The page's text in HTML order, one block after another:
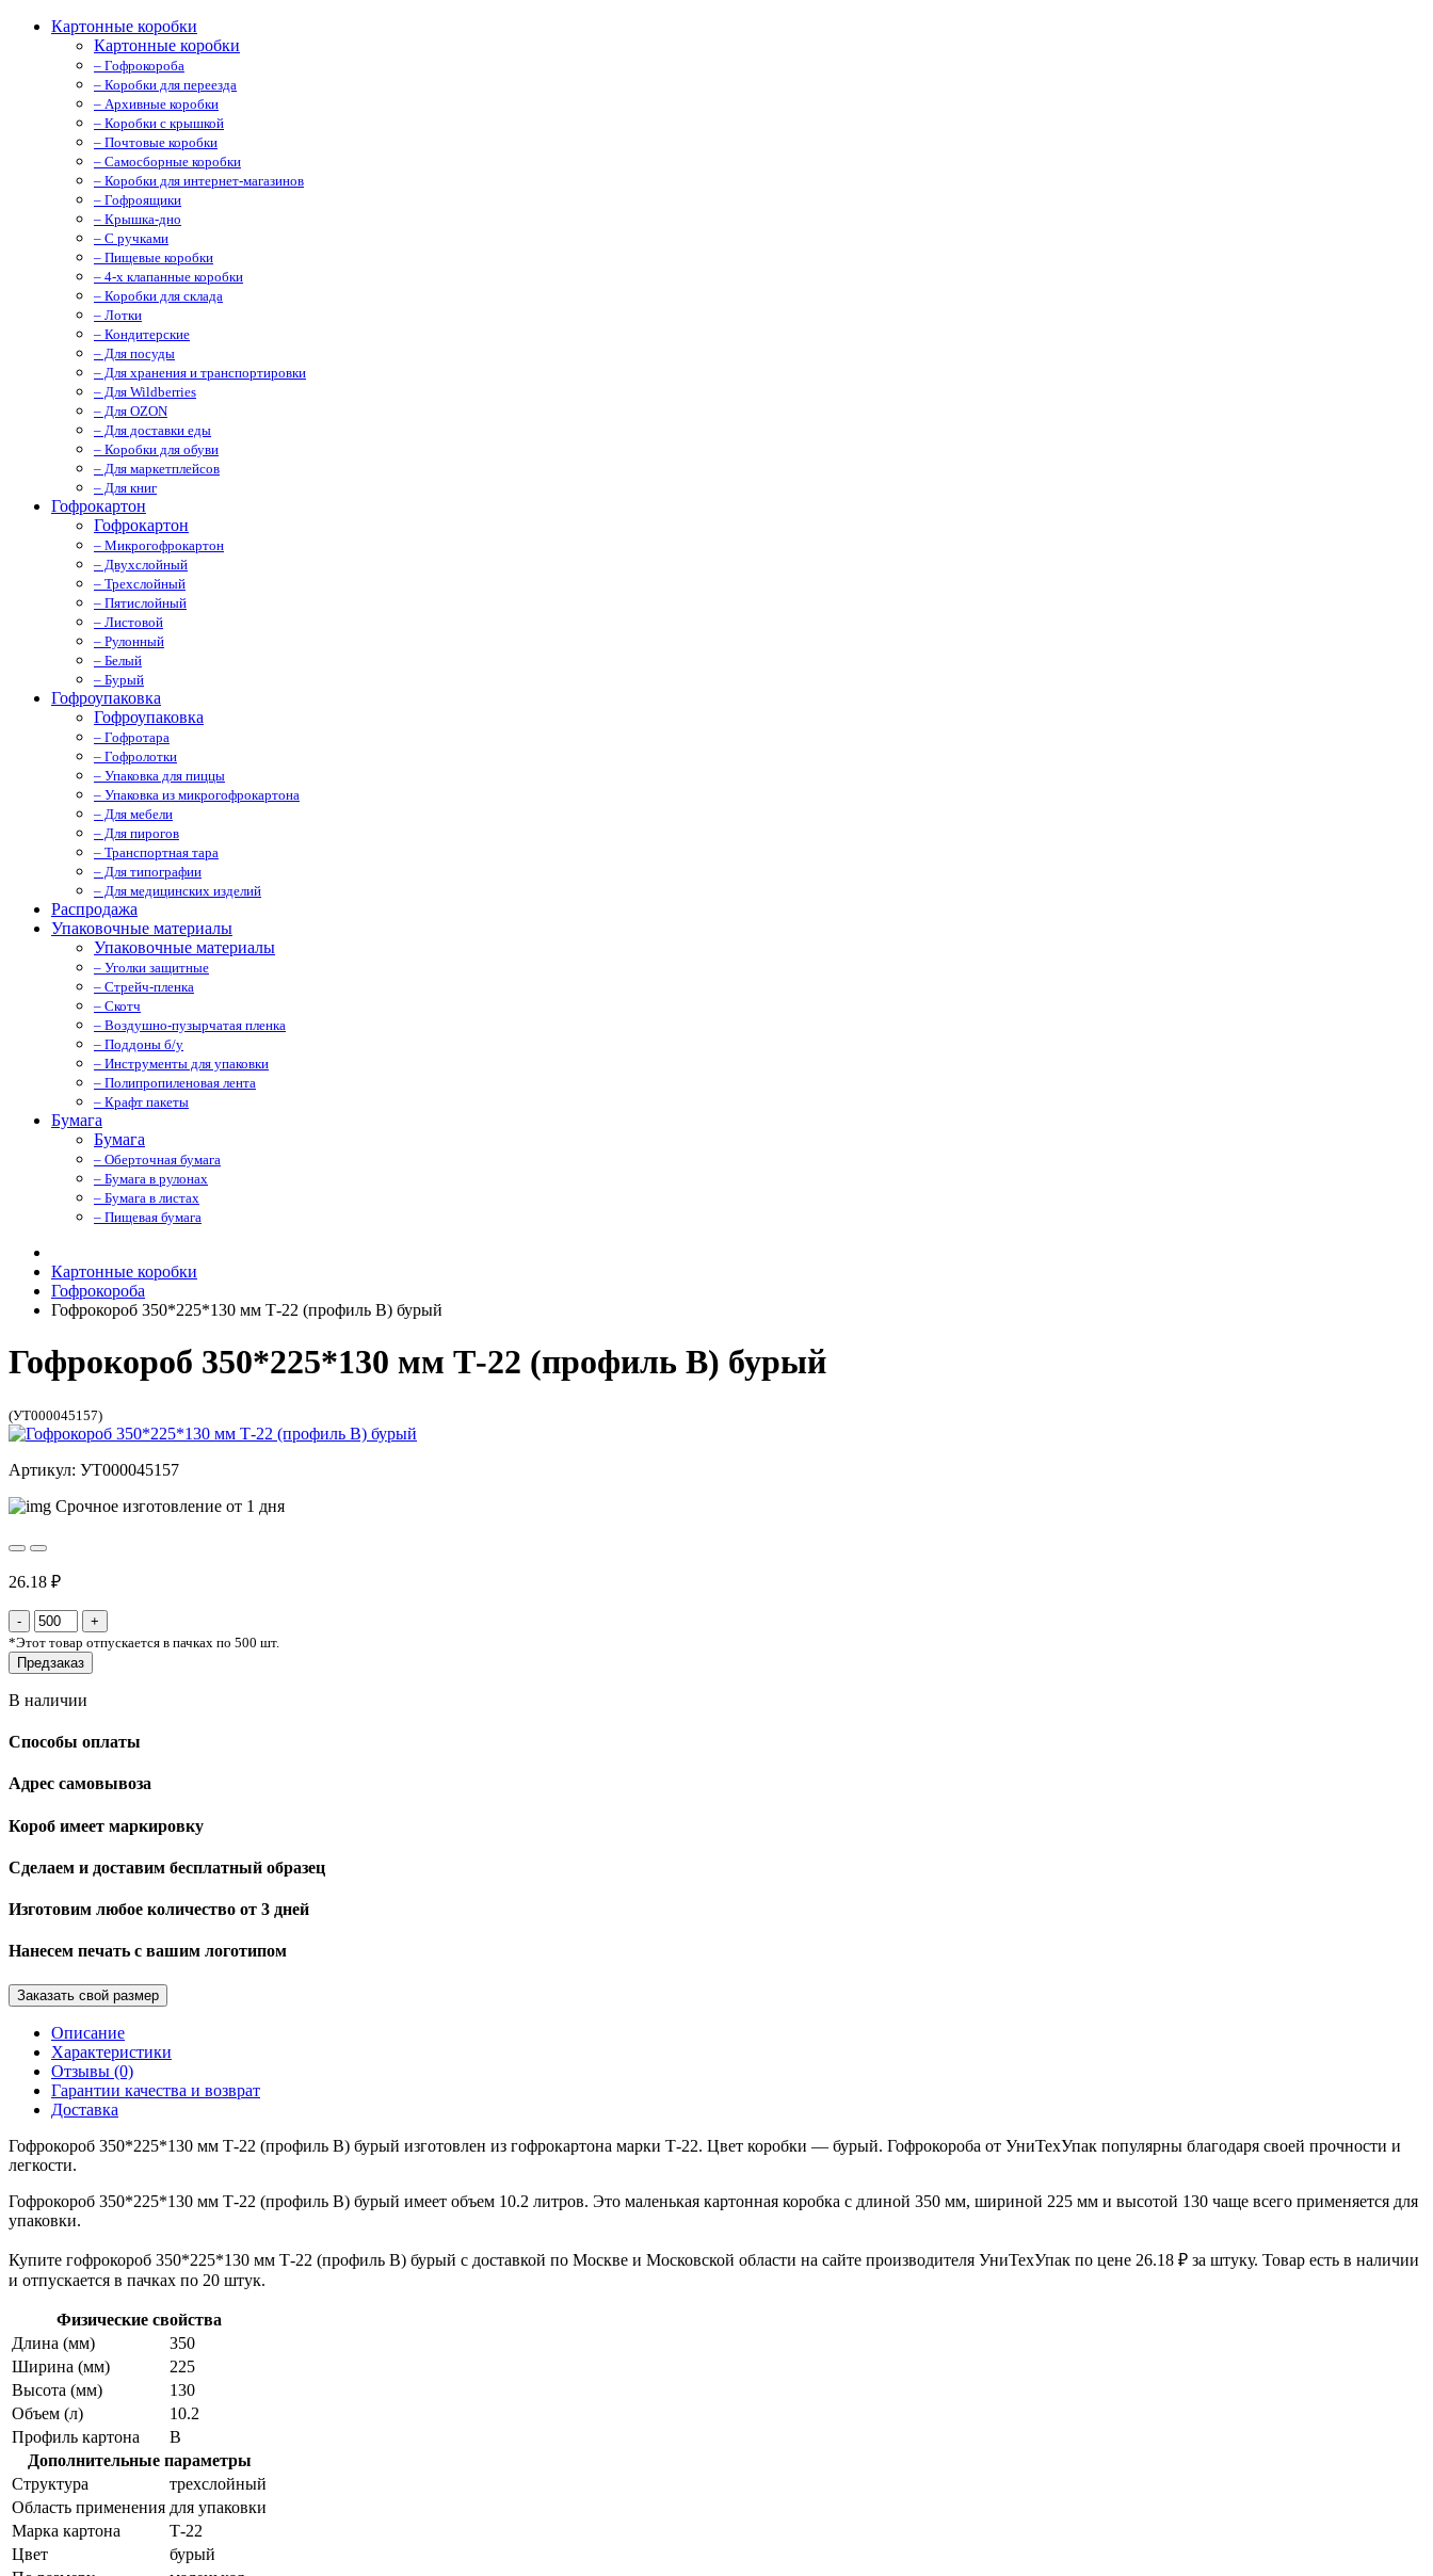
Картонные коробки
Картонные коробки
– Гофрокороба
– Коробки для переезда
– Архивные коробки
– Коробки с крышкой
– Почтовые коробки
– Самосборные коробки
– Коробки для интернет-магазинов
– Гофроящики
– Крышка-дно
– С ручками
– Пищевые коробки
– 4-х клапанные коробки
– Коробки для склада
– Лотки
– Кондитерские
– Для посуды
– Для хранения и транспортировки
– Для Wildberries
– Для OZON
– Для доставки еды
– Коробки для обуви
– Для маркетплейсов
– Для книг
Гофрокартон
Гофрокартон
– Микрогофрокартон
– Двухслойный
– Трехслойный
– Пятислойный
– Листовой
– Рулонный
– Белый
– Бурый
Гофроупаковка
Гофроупаковка
– Гофротара
– Гофролотки
– Упаковка для пиццы
– Упаковка из микрогофрокартона
– Для мебели
– Для пирогов
– Транспортная тара
– Для типографии
– Для медицинских изделий
Распродажа
Упаковочные материалы
Упаковочные материалы
– Уголки защитные
– Стрейч-пленка
– Скотч
– Воздушно-пузырчатая пленка
– Поддоны б/у
– Инструменты для упаковки
– Полипропиленовая лента
– Крафт пакеты
Бумага
Бумага
– Оберточная бумага
– Бумага в рулонах
– Бумага в листах
– Пищевая бумага
Картонные коробки
Гофрокороба
Гофрокороб 350*225*130 мм Т-22 (профиль B) бурый
Гофрокороб 350*225*130 мм Т-22 (профиль B) бурый
(УТ000045157)
Артикул: УТ000045157
Срочное изготовление от 1 дня
26.18 ₽
*Этот товар отпускается в пачках по 500 шт.
Предзаказ
В наличии
Способы оплаты
Адрес самовывоза
Короб имеет маркировку
Сделаем и доставим бесплатный образец
Изготовим любое количество от 3 дней
Нанесем печать с вашим логотипом
Заказать свой размер
Описание
Характеристики
Отзывы (0)
Гарантии качества и возврат
Доставка
Гофрокороб 350*225*130 мм Т-22 (профиль B) бурый изготовлен из гофрокартона марки Т-22. Цвет коробки — бурый. Гофрокороба от УниТехУпак популярны благодаря своей прочности и
легкости.
Гофрокороб 350*225*130 мм Т-22 (профиль B) бурый имеет объем 10.2 литров. Это маленькая картонная коробка с длиной 350 мм, шириной 225 мм и высотой 130 чаще всего применяется для
упаковки.
Купите гофрокороб 350*225*130 мм Т-22 (профиль B) бурый с доставкой по Москве и Московской области на сайте производителя УниТехУпак по цене 26.18 ₽ за штуку. Товар есть в наличии
и отпускается в пачках по 20 штук.
Физические свойства
Длина (мм)
350
Ширина (мм)
225
Высота (мм)
130
Объем (л)
10.2
Профиль картона
В
Дополнительные параметры
Структура
трехслойный
Область применения для упаковки
Марка картона
Т-22
Цвет
бурый